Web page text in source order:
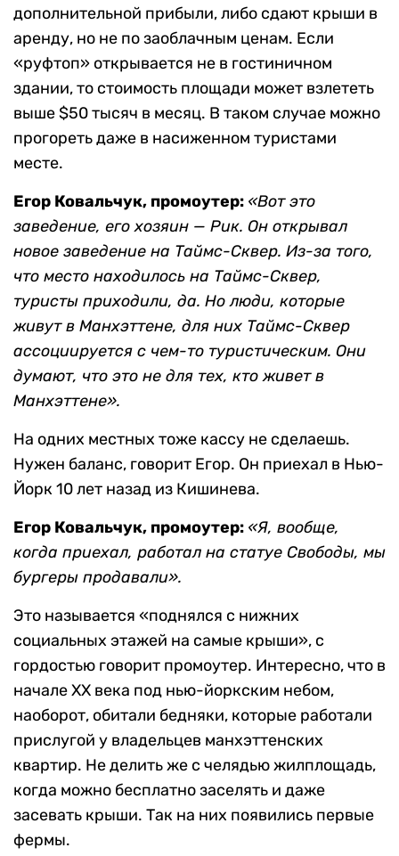
дополнительной прибыли, либо сдают крыши в
аренду, но не по заоблачным ценам. Если
«руфтоп» открывается не в гостиничном
здании, то стоимость площади может взлететь
выше $50 тысяч в месяц. В таком случае можно
прогореть даже в насиженном туристами
месте.
Егор Ковальчук, промоутер: «Вот это
заведение, его хозяин — Рик. Он открывал
новое заведение на Таймс-Сквер. Из-за того,
что место находилось на Таймс-Сквер,
туристы приходили, да. Но люди, которые
живут в Манхэттене, для них Таймс-Сквер
ассоциируется с чем-то туристическим. Они
думают, что это не для тех, кто живет в
Манхэттене».
На одних местных тоже кассу не сделаешь.
Нужен баланс, говорит Егор. Он приехал в Нью-
Йорк 10 лет назад из Кишинева.
Егор Ковальчук, промоутер: «Я, вообще,
когда приехал, работал на статуе Свободы, мы
бургеры продавали».
Это называется «поднялся с нижних
социальных этажей на самые крыши», с
гордостью говорит промоутер. Интересно, что в
начале XX века под нью-йоркским небом,
наоборот, обитали бедняки, которые работали
прислугой у владельцев манхэттенских
квартир. Не делить же с челядью жилплощадь,
когда можно бесплатно заселять и даже
засевать крыши. Так на них появились первые
фермы.